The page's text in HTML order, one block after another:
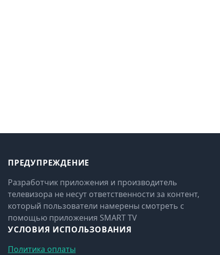
ПРЕДУПРЕЖДЕНИЕ
Разработчик приложения и производитель
телевизора не несут ответственности за контент,
который пользователи намерены смотреть с
помощью приложения SMART TV
УСЛОВИЯ ИСПОЛЬЗОВАНИЯ
Политика оплаты